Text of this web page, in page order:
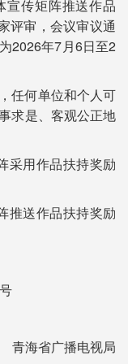
宣传矩阵推送作品
评审，会议审议通
2026年7月6日至2
任何单位和个人可
求是、客观公正地
采用作品扶持奖励
送作品扶持奖励
青海省广播电视局